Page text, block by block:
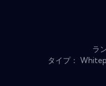
ラ
タイプ：